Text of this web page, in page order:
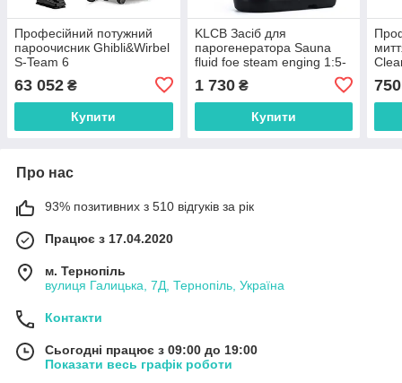
Професійний потужний
пароочисник Ghibli&Wirbel
S-Team 6
63 052 ₴
Купити
KLCB Засіб для
парогенератора Sauna
fluid foe steam enging 1:5-
1 730₴
Купити
750
Про нас
93% позитивних з 510 відгуків за рік
Працює з 17.04.2020
м. Тернопіль
вулиця Галицька, 7Д, Тернопіль, Україна
Контакти
Сьогодні працює з 09:00 до 19:00
Показати весь графік роботи